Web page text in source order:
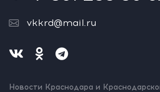
vkkrd@mail.ru
Новости Краснодара и